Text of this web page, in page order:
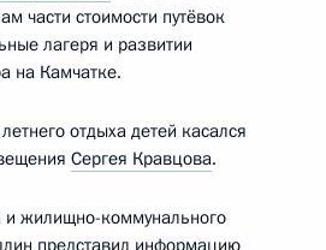
части стоимости путёвок
лагеря и развитии
на Камчатке.
отдыха детей касался
Сергея Кравцова.
и жилищно-коммунального
представил информацию